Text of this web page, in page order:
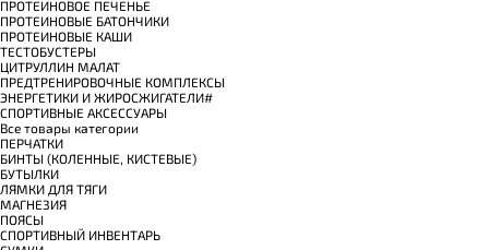
ПРОТЕИНОВОЕ ПЕЧЕНЬЕ
ПРОТЕИНОВЫЕ БАТОНЧИКИ
ПРОТЕИНОВЫЕ КАШИ
ТЕСТОБУСТЕРЫ
ЦИТРУЛЛИН МАЛАТ
ПРЕДТРЕНИРОВОЧНЫЕ КОМПЛЕКСЫ
ЭНЕРГЕТИКИ И ЖИРОСЖИГАТЕЛИ#
СПОРТИВНЫЕ АКСЕССУАРЫ
Все товары категории
ПЕРЧАТКИ
БИНТЫ (КОЛЕННЫЕ, КИСТЕВЫЕ)
БУТЫЛКИ
ЛЯМКИ ДЛЯ ТЯГИ
МАГНЕЗИЯ
ПОЯСЫ
СПОРТИВНЫЙ ИНВЕНТАРЬ